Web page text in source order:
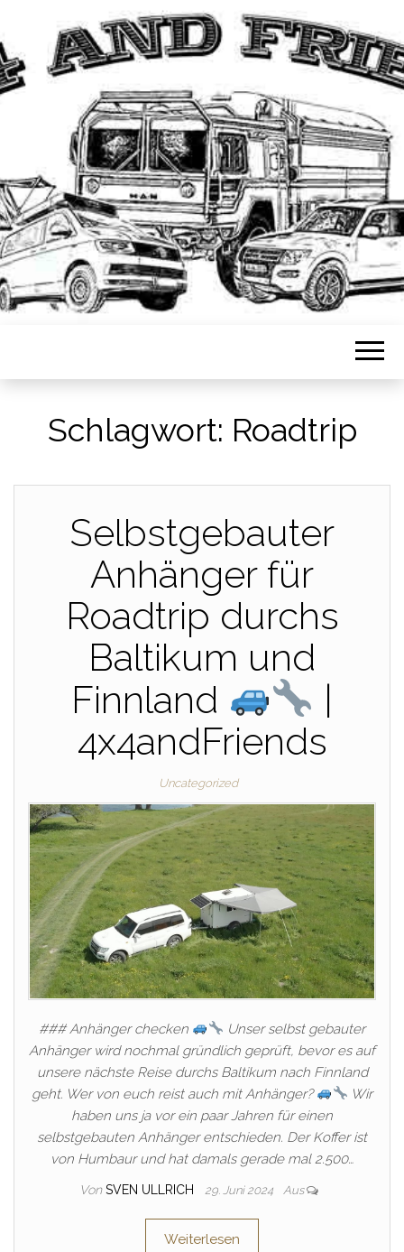
Schlagwort: Roadtrip
Selbstgebauter
Anhänger für
Roadtrip durchs
Baltikum und
Finnland
4x4andFriends
Uncategorized
### Anhänger checken
Unser selbst gebauter
Anhänger wird nochmal gründlich geprüft, bevor es auf
unsere nächste Reise durchs Baltikum nach Finnland
geht. Wer von euch reist auch mit Anhänger?
Wir
haben uns ja vor ein paar Jahren für einen
selbstgebauten Anhänger entschieden. Der Koffer ist
von Humbaur und hat damals gerade mal 2.500…
Von SVEN ULLRICH 29. Juni 2024 Aus
Weiterlesen